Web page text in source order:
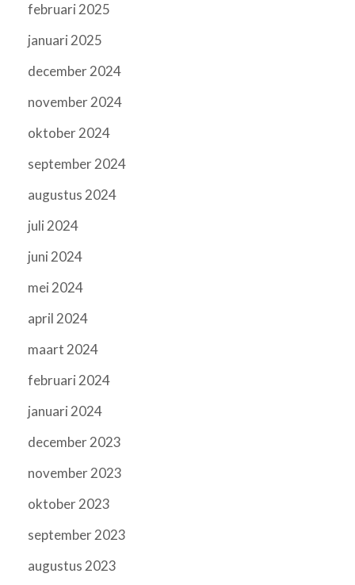
februari 2025
januari 2025
december 2024
november 2024
oktober 2024
september 2024
augustus 2024
juli 2024
juni 2024
mei 2024
april 2024
maart 2024
februari 2024
januari 2024
december 2023
november 2023
oktober 2023
september 2023
augustus 2023